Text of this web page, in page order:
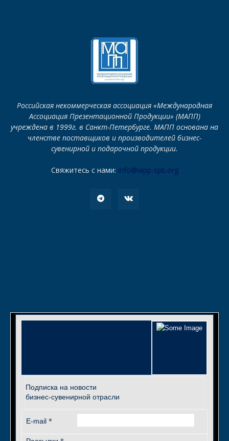
Российская некоммерческая ассоциация «Международная
Ассоциация Презентационной Продукции» (МАПП)
учреждена в 1999г. в Санкт-Петербурге. МАПП основана на
членстве поставщиков и производителей бизнес-
сувенирной и подарочной продукции.
Свяжитесь с нами: info@iapp-spb.org
Подписка на новости
бизнес-сувенирной отрасли
E-mail *